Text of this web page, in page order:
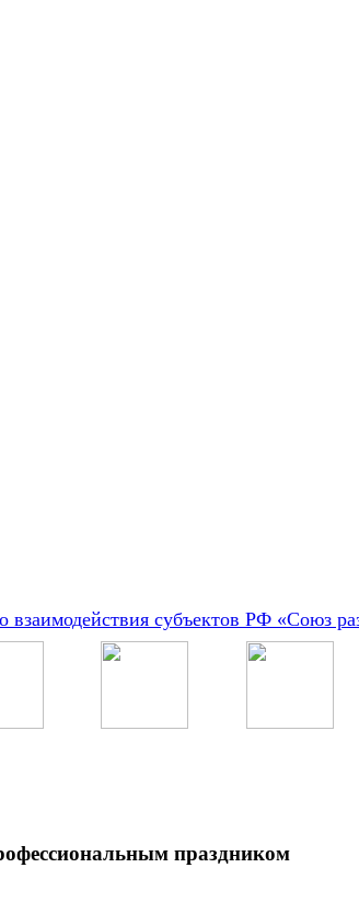
взаимодействия субъектов РФ «Союз
праздником